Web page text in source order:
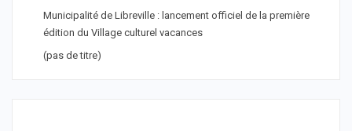
Municipalité de Libreville : lancement officiel de la première
édition du Village culturel vacances
(pas de titre)